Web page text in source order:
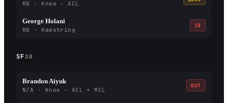
RB · Knee - ACL
George Holani
RB · Hamstring
IR
SF30
Brandon Aiyuk
N/A · Knee - ACL + MCL
OUT